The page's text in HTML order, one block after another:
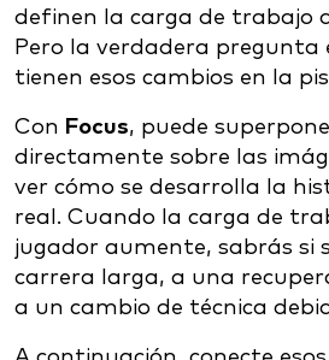
definen la carga de trabajo
Pero la verdadera pregunta
tienen esos cambios en la
Con Focus, puede
directamente sobre las
ver cómo se desarrolla la
real. Cuando la carga de
jugador aumente, sabrás si
carrera larga, a una
a un cambio de técnica